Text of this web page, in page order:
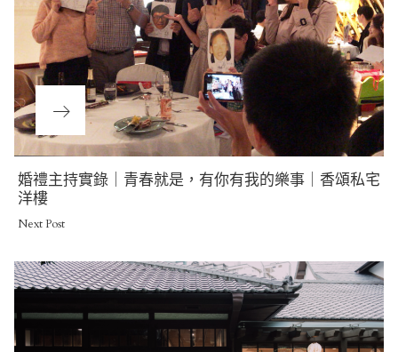
Next
Post
婚禮主持實錄｜青春就是，有你有我的樂事｜香頌私宅
洋樓
Next Post